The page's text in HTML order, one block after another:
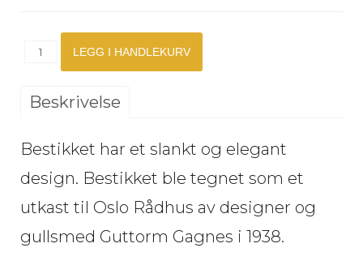
Beskrivelse
Bestikket har et slankt og elegant
design. Bestikket ble tegnet som et
utkast til Oslo Rådhus av designer og
gullsmed Guttorm Gagnes i 1938.